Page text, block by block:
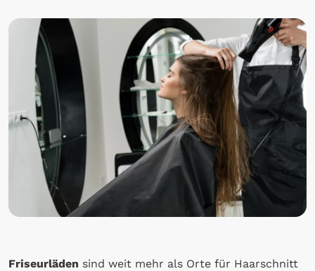
Friseurläden sind weit mehr als Orte für Haarschnitt